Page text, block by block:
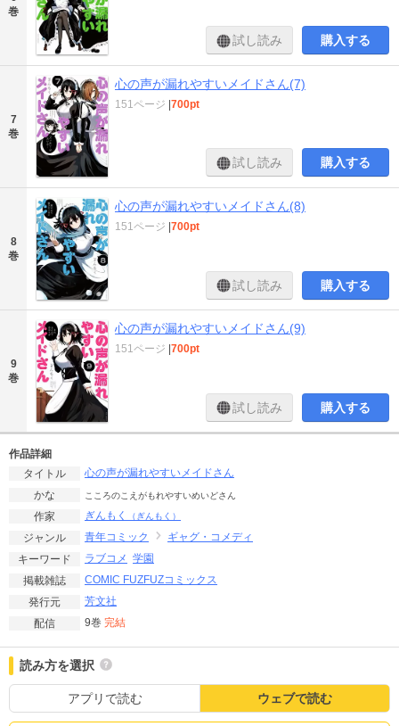
巻
試し読み 購入する
7
巻
心の声が漏れやすいメイドさん(7)
151ページ |700pt
試し読み 購入する
8
巻
心の声が漏れやすいメイドさん(8)
151ページ |700pt
試し読み 購入する
9
巻
心の声が漏れやすいメイドさん(9)
151ページ |700pt
試し読み 購入する
作品詳細
タイトル
心の声が漏れやすいメイドさん
かな
こころのこえがもれやすいめいどさん
作家 ぎんもく （ぎんもく）
ジャンル 青年コミック
ギャグ・コメディ
キーワード
ラブコメ 学園
掲載雑誌
COMIC FUZFUZコミックス
発行元
芳文社
配信
9巻 完結
読み方を選択
アプリで読む ウェブで読む